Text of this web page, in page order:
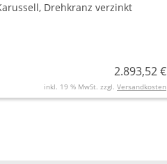
Drehkranz verzinkt
2.893,52 €
inkl. 19 % MwSt. zzgl. Versandkosten